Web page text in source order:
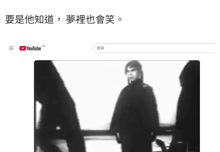
要是他知道， 夢裡也會笑。